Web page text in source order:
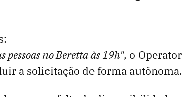
pessoas no Beretta às 19h", o
a solicitação de forma autônoma.